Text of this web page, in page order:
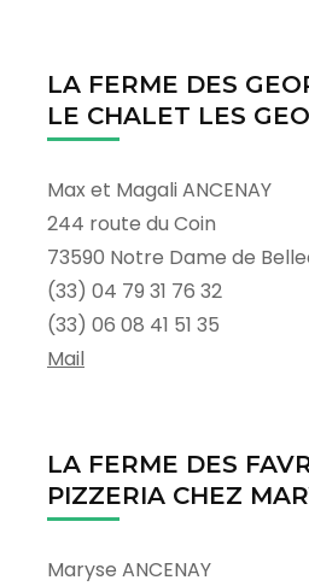
LA FERME DES
LE CHALET LES
Max et Magali ANCENAY
244 route du Coin
73590 Notre Dame de
(33) 04 79 31 76 32
(33) 06 08 41 51 35
Mail
LA FERME DES
PIZZERIA CHEZ
Maryse ANCENAY